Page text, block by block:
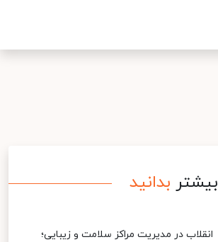
بیشتر بدانید
انقلاب در مدیریت مراکز سلامت و زیبایی؛